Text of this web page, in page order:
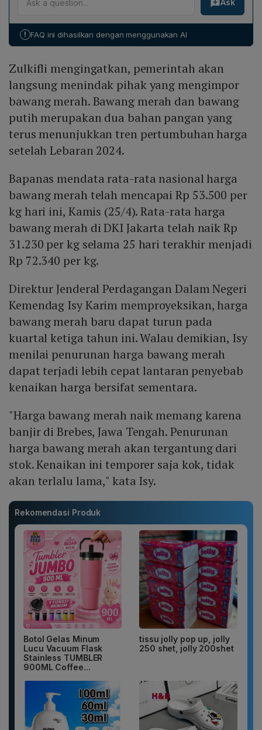
Brebes menambah tekanan pada pasar, meski
domestik mencapai 1,41 juta ton, sementara konsumsi
baru dapat turun pada kuartal ketiga 2024, tergantung
! FAQ ini dihasilkan dengan menggunakan AI
Zulkifli mengingatkan, pemerintah akan
langsung menindak pihak yang mengimpor
bawang merah. Bawang merah dan bawang
putih merupakan dua bahan pangan yang
terus menunjukkan tren pertumbuhan harga
setelah Lebaran 2024.
Bapanas mendata rata-rata nasional harga
bawang merah telah mencapai Rp 53.500 per
kg hari ini, Kamis (25/4). Rata-rata harga
bawang merah di DKI Jakarta telah naik Rp
31.230 per kg selama 25 hari terakhir menjadi
Rp 72.340 per kg.
Direktur Jenderal Perdagangan Dalam Negeri
Kemendag Isy Karim memproyeksikan, harga
bawang merah baru dapat turun pada
kuartal ketiga tahun ini. Walau demikian, Isy
menilai penurunan harga bawang merah
dapat terjadi lebih cepat lantaran penyebab
kenaikan harga bersifat sementara.
"Harga bawang merah naik memang karena
banjir di Brebes, Jawa Tengah. Penurunan
harga bawang merah akan tergantung dari
stok. Kenaikan ini temporer saja kok, tidak
akan terlalu lama," kata Isy.
Rekomendasi Produk
Botol Gelas Minum
Lucu Vacuum Flask
Stainless TUMBLER
900ML Coffee...
tissu jolly pop up, jolly
250 shet, jolly 200shet